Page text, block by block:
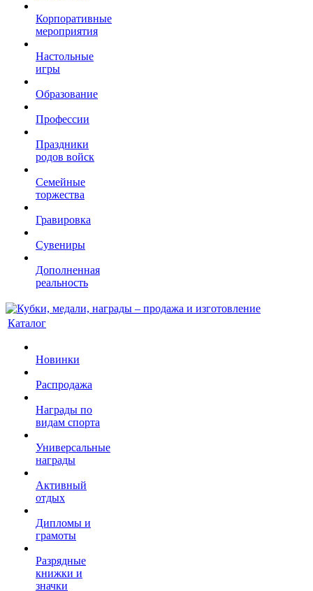
Корпоративные
мероприятия
Настольные
игры
Образование
Профессии
Праздники
родов войск
Семейные
торжества
Гравировка
Сувениры
Дополненная
реальность
Каталог
Новинки
Распродажа
Награды по
видам спорта
Универсальные
награды
Активный
отдых
Дипломы и
грамоты
Разрядные
книжки и
значки